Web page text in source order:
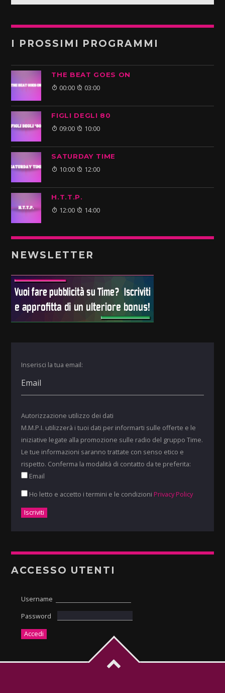
I PROSSIMI PROGRAMMI
THE BEAT GOES ON
00:00 03:00
FIGLI DEGLI 80
09:00 10:00
SATURDAY TIME
10:00 12:00
H.T.T.P.
12:00 14:00
NEWSLETTER
Inserisci la tua email:
Autorizzazione utilizzo dei dati
M.M.P.I. utilizzerà i tuoi dati per informarti sulle offerte e le
iniziative legate alla promozione sulle radio del gruppo Time.
Le tue informazioni saranno trattate con senso etico e
rispetto. Conferma la modalità di contatto da te preferita:
Email
Ho letto e accetto i termini e le condizioni Privacy Policy
ACCESSO UTENTI
Username
Password